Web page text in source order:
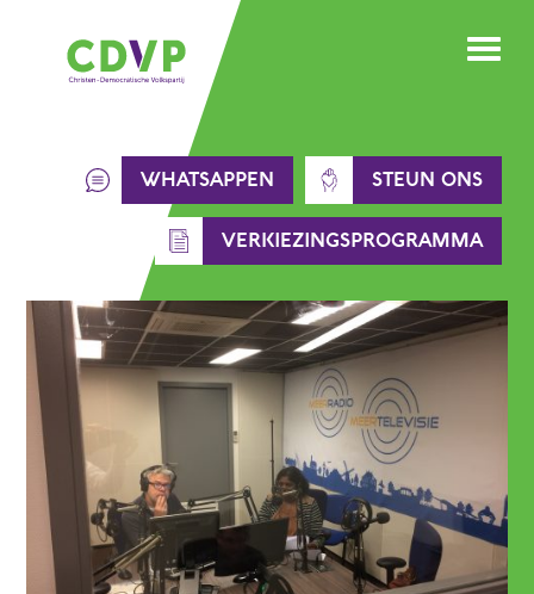
WHATSAPPEN STEUN ONS
VERKIEZINGSPROGRAMMA